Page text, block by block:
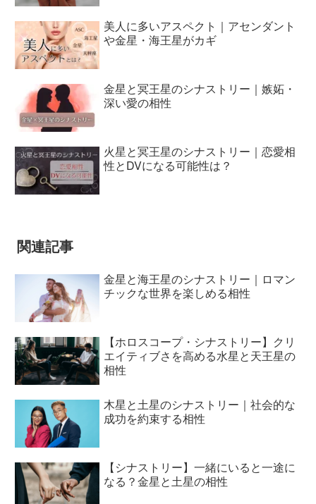
美人に多いアスペクト｜アセンダント
や金星・海王星がカギ
金星と冥王星のシナストリー｜嫉妬・
深い愛の相性
火星と冥王星のシナストリー｜恋愛相
性とDVになる可能性は？
関連記事
金星と海王星のシナストリー｜ロマン
チックな世界を楽しめる相性
【ホロスコープ・シナストリー】クリ
エイティブさを高める水星と天王星の
相性
木星と土星のシナストリー｜社会的な
成功を約束する相性
【シナストリー】一緒にいると一途に
なる？金星と土星の相性